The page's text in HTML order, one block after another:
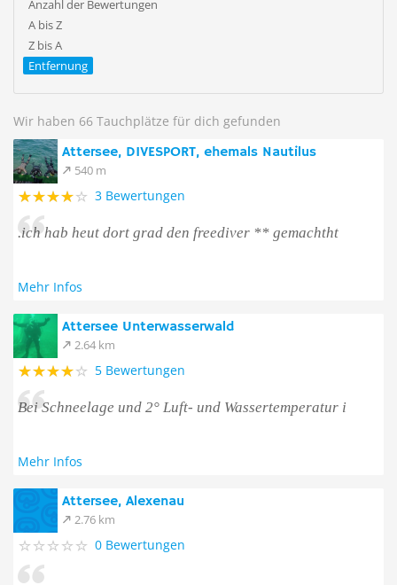
Anzahl der Bewertungen
A bis Z
Z bis A
Entfernung
Wir haben 66 Tauchplätze für dich gefunden
Attersee, DIVESPORT, ehemals Nautilus
540 m
3 Bewertungen
.ich hab heut dort grad den freediver ** gemachtht
Mehr Infos
Attersee Unterwasserwald
2.64 km
5 Bewertungen
Bei Schneelage und 2° Luft- und Wassertemperatur i
Mehr Infos
Attersee, Alexenau
2.76 km
0 Bewertungen